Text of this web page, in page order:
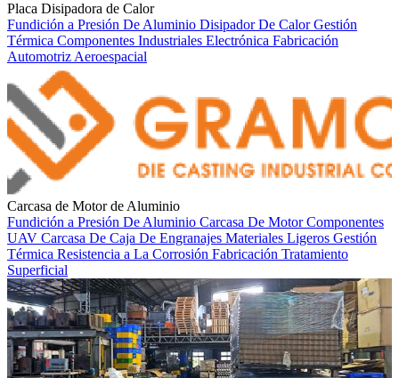
Placa Disipadora de Calor
Fundición a Presión De Aluminio Disipador De CalorGestión
Térmica Componentes Industriales Electrónica Fabricación
Automotriz Aeroespacial
Carcasa de Motor de Aluminio
Fundición a Presión De Aluminio Carcasa De MotorComponentes
UAV Carcasa De Caja De Engranajes Materiales Ligeros Gestión
Térmica Resistencia a La Corrosión Fabricación Tratamiento
Superficial